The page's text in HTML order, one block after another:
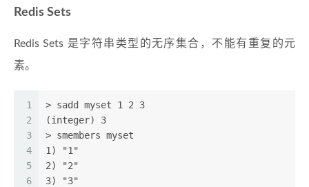
Redis Sets
Redis Sets 是字符串类型的无序集合，不能有重复的元
素。
1
2
3
4
5
6
> sadd myset 1 2 3
(integer) 3
> smembers myset
1) "1"
2) "2"
3) "3"